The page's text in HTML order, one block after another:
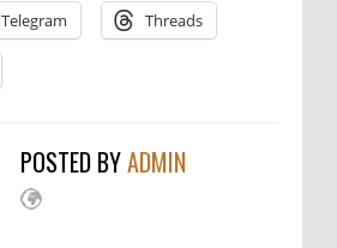
Telegram Threads
POSTED BYADMIN